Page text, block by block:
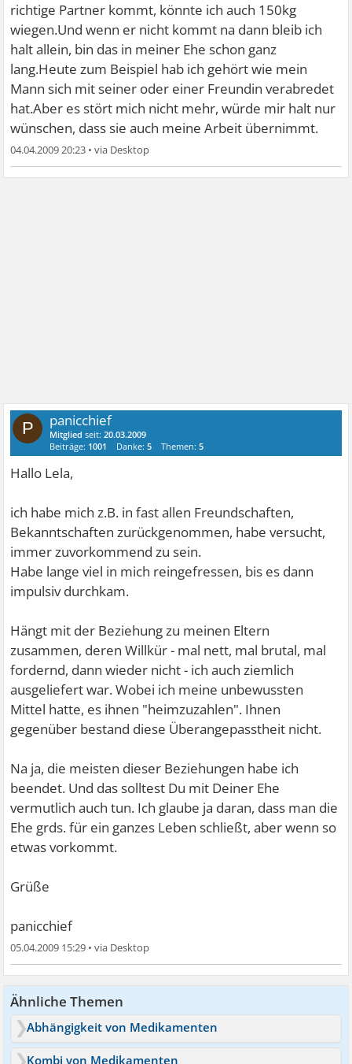
richtige Partner kommt, könnte ich auch 150kg
wiegen.Und wenn er nicht kommt na dann bleib ich
halt allein, bin das in meiner Ehe schon ganz
lang.Heute zum Beispiel hab ich gehört wie mein
Mann sich mit seiner oder einer Freundin verabredet
hat.Aber es stört mich nicht mehr, würde mir halt nur
wünschen, dass sie auch meine Arbeit übernimmt.
04.04.2009 20:23 •
P panicchief
Mitglied seit:20.03.2009
Beiträge: 1001 Danke:5 Themen:5
Hallo Lela,
ich habe mich z.B. in fast allen Freundschaften,
Bekanntschaften zurückgenommen, habe versucht,
immer zuvorkommend zu sein.
Habe lange viel in mich reingefressen, bis es dann
impulsiv durchkam.
Hängt mit der Beziehung zu meinen Eltern
zusammen, deren Willkür - mal nett, mal brutal, mal
fordernd, dann wieder nicht - ich auch ziemlich
ausgeliefert war. Wobei ich meine unbewussten
Mittel hatte, es ihnen "heimzuzahlen". Ihnen
gegenüber bestand diese Überangepasstheit nicht.
Na ja, die meisten dieser Beziehungen habe ich
beendet. Und das solltest Du mit Deiner Ehe
vermutlich auch tun. Ich glaube ja daran, dass man die
Ehe grds. für ein ganzes Leben schließt, aber wenn so
etwas vorkommt.
Grüße
panicchief
05.04.2009 15:29 •
Ähnliche Themen
Abhängigkeit von Medikamenten
Kombi von Medikamenten